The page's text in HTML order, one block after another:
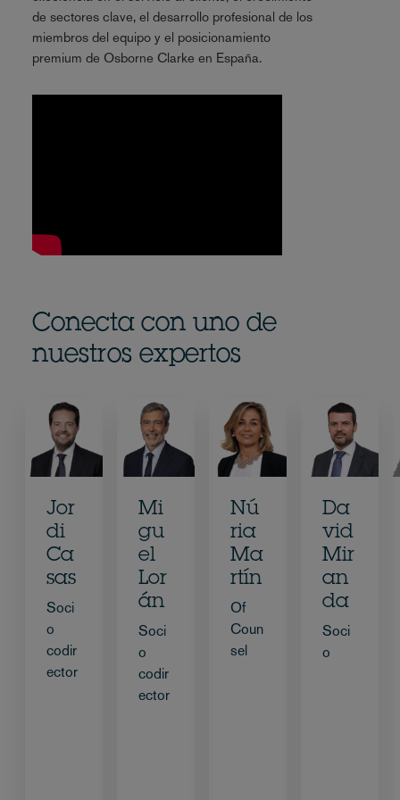
de sectores clave, el desarrollo profesional de los
miembros del equipo y el posicionamiento
premium de Osborne Clarke en España.
Conecta con uno de
nuestros expertos
Jor
di
Ca
sas
Soci
o
codir
ector
Mi
gu
el
Lor
án
Soci
o
codir
ector
Nú
ria
Ma
rtín
Of
Coun
sel
Da
vid
Mir
an
da
Soci
o